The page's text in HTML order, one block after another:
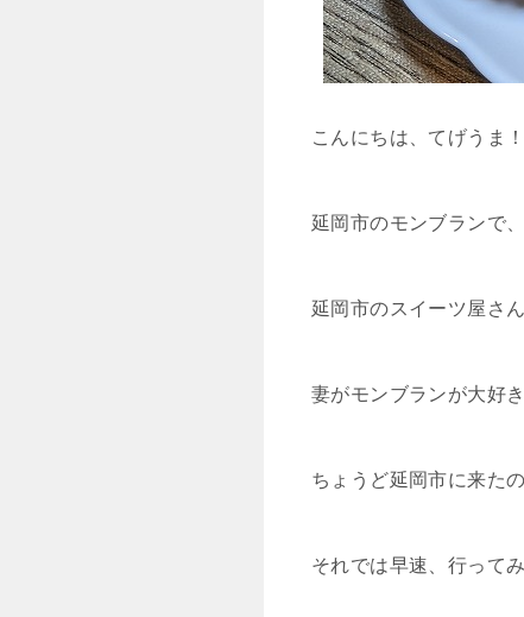
こんにちは、てげうま！
延岡市のモンブランで
延岡市のスイーツ屋さ
妻がモンブランが大好
ちょうど延岡市に来た
それでは早速、行って